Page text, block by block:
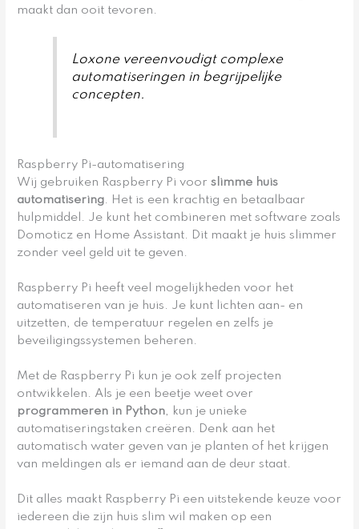
maakt dan ooit tevoren.
Loxone vereenvoudigt complexe
automatiseringen in begrijpelijke
concepten.
Raspberry Pi-automatisering
Wij gebruiken Raspberry Pi voorslimme huis
automatisering. Het is een krachtig en betaalbaar
hulpmiddel. Je kunt het combineren met software zoals
Domoticz en Home Assistant. Dit maakt je huis slimmer
zonder veel geld uit te geven.
Raspberry Pi heeft veel mogelijkheden voor het
automatiseren van je huis. Je kunt lichten aan- en
uitzetten, de temperatuur regelen en zelfs je
beveiligingssystemen beheren.
Met de Raspberry Pi kun je ook zelf projecten
ontwikkelen. Als je een beetje weet over
programmeren in Python, kun je unieke
automatiseringstaken creëren. Denk aan het
automatisch water geven van je planten of het krijgen
van meldingen als er iemand aan de deur staat.
Dit alles maakt Raspberry Pi een uitstekende keuze voor
iedereen die zijn huis slim wil maken op een